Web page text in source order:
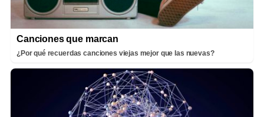
Canciones que marcan
¿Por qué recuerdas canciones viejas mejor que las nuevas?